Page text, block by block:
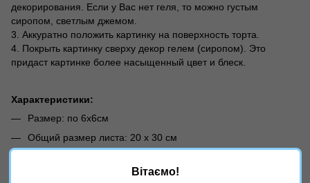
декорирования. Если у Вас нет геля, то можно густым
сиропом, светлым джемом.
3. Аккуратно положить картинку на поверхность торта.
4. Покрыть картинку сверху декор гелем (сиропом). Это
придаст картинке более насыщенный цвет и блеск.
Характеристики:
Размер: по 6х6см
Общий размер листа: 20 х 30 см
В зависимости от настроек Вашего экрана, оттенок
Вітаємо!